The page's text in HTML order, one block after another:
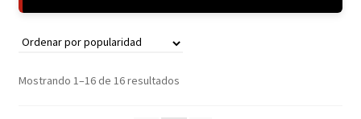
Mostrando 1–16 de 16 resultados